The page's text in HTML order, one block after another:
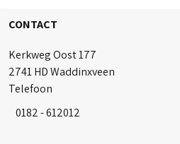
CONTACT
Kerkweg Oost 177
2741 HD Waddinxveen
Telefoon
0182 - 612012